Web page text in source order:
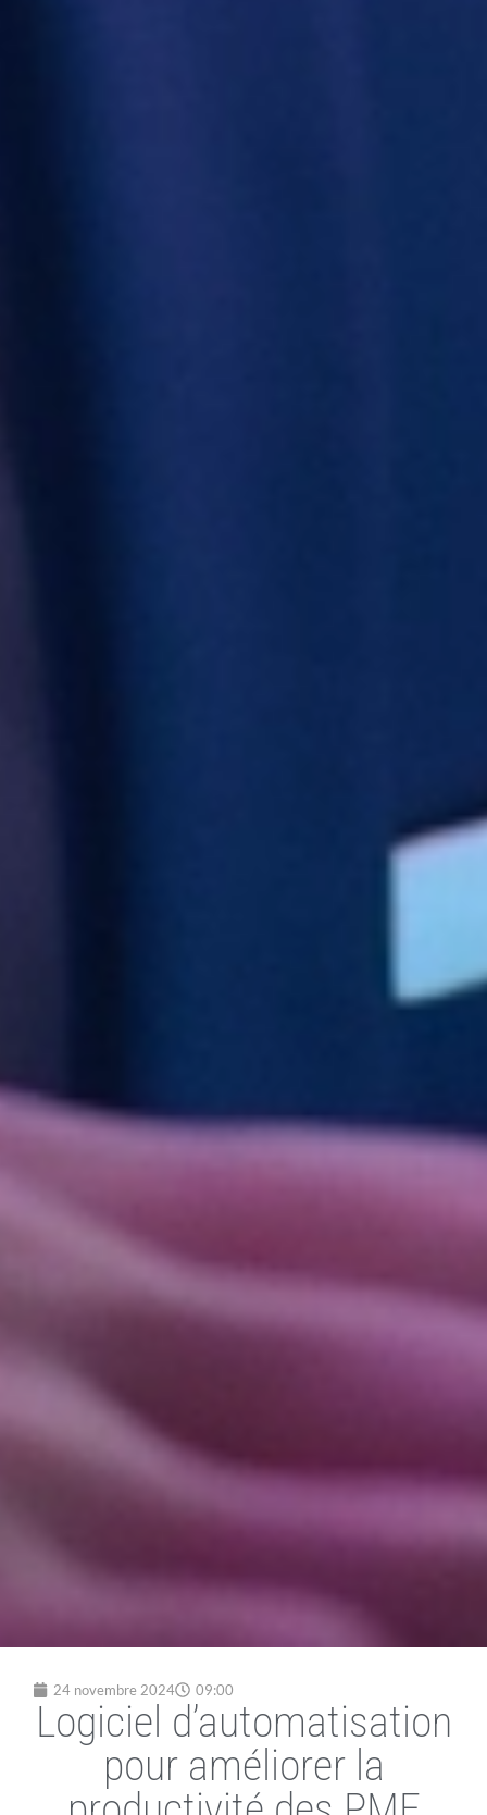
24 novembre 2024 09:00
Logiciel d’automatisation
pour améliorer la